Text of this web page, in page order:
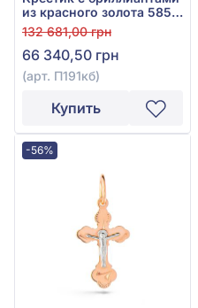
из красного золота 585°,
Бриллиант 0,34ct, арт.
П191кб
132 681,00 грн
66 340,50 грн
(арт. П191кб)
Купить
-56%